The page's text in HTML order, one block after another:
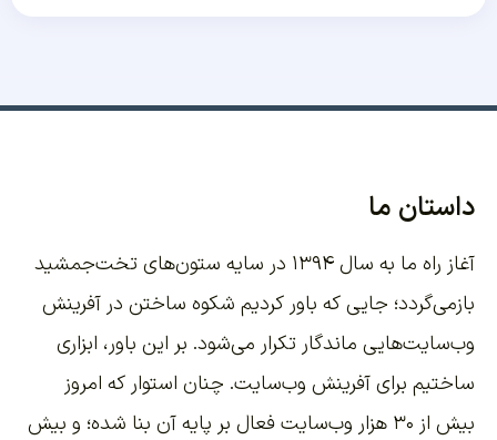
داستان ما
آغاز راه ما به سال ۱۳۹۴ در سایه ستون‌های تخت‌جمشید
بازمی‌گردد؛ جایی که باور کردیم شکوه ساختن در آفرینش
وب‌سایت‌هایی ماندگار تکرار می‌شود. بر این باور، ابزاری
ساختیم برای آفرینش وب‌سایت. چنان استوار که امروز
بیش از ۳۰ هزار وب‌سایت فعال بر پایه آن بنا شده؛ و بیش